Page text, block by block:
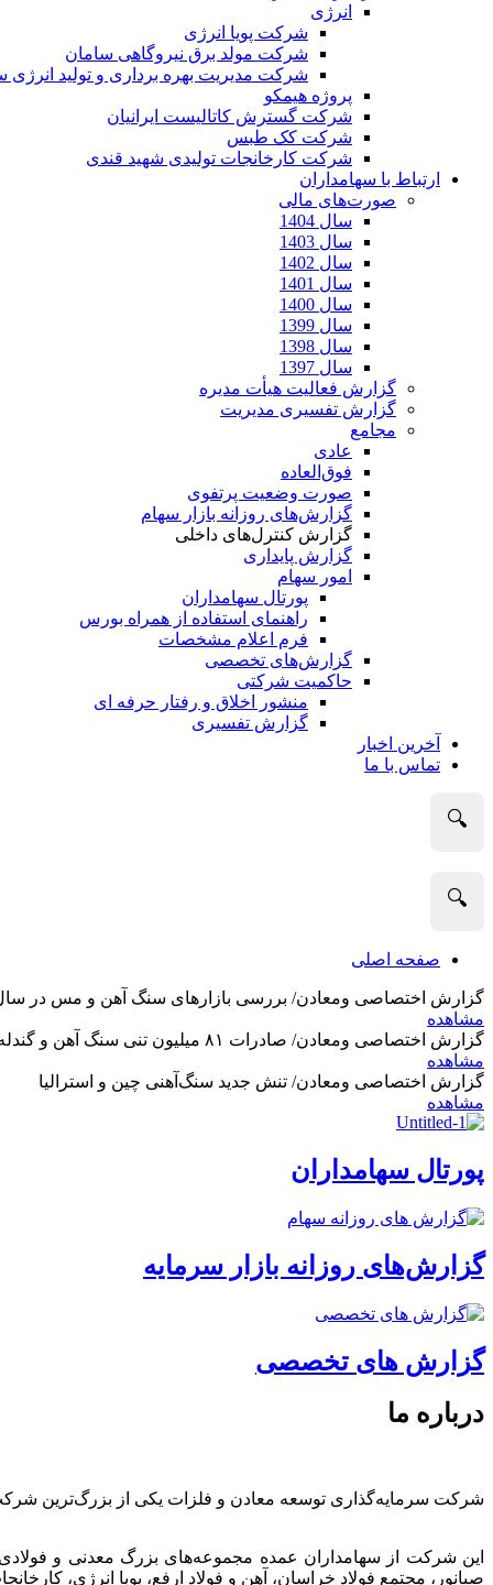
انرژی
شرکت پویا انرژی
شرکت مولد برق نیروگاهی سامان
شرکت مدیریت بهره برداری و تولید انرژی
پروژه هیمکو
شرکت گسترش کاتالیست ایرانیان
شرکت کک طبس
شرکت کارخانجات تولیدی شهید قندی
ارتباط با سهامداران
صورت‌های مالی
سال 1404
سال 1403
سال 1402
سال 1401
سال 1400
سال 1399
سال 1398
سال 1397
گزارش فعالیت هیأت مدیره
گزارش تفسیری مدیریت
مجامع
عادی
فوق‌العاده
صورت وضعیت پرتفوی
گزارش‌های روزانه بازار سهام
گزارش کنترل‌های داخلی
گزارش پایداری
امور سهام
پورتال سهامداران
راهنمای استفاده از همراه بورس
فرم اعلام مشخصات
گزارش‌های تخصصی
حاکمیت شرکتی
منشور اخلاق و رفتار حرفه­ ای
گزارش تفسیری
آخرین اخبار
تماس با ما
🔍
🔍
صفحه اصلی
گزارش اختصاصی ومعادن/ بررسی بازارهای سنگ آهن و مس در سال 2025 و نگاه تحلیلگران به
مشاهده
گزارش اختصاصی ومعادن/ صادرات ۸۱ میلیون تنی سنگ آهن و گندله استرالیا در ماه گذشته
مشاهده
گزارش اختصاصی ومعادن/ تنش جدید سنگ‌آهنی چین و استرالیا
مشاهده
پورتال سهامداران
گزارش‌های روزانه بازار سرمایه
گزارش های تخصصی
درباره ما
شرکت سرمایه‌گذاری توسعه معادن و فلزات یکی از بزرگ‌ترین
این شرکت از سهامداران عمده مجموعه‌های بزرگ معدنی و
صبانور، مجتمع فولاد خراسان، آهن و فولاد ارفع، پویا انرژی،